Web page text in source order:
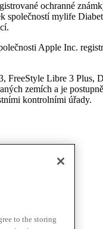
ochranné
společností mylife
Apple Inc.
FreeStyle Libre 3 Plus,
zemích a je
kontrolními úřady.
to the storing